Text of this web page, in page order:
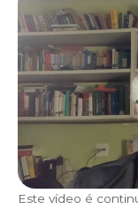
Este vídeo é